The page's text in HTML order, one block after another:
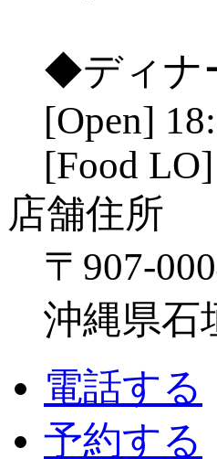
◆ディナ
[Open]
[Food
店舗住所
〒907-
沖縄県石
電話する
予約する